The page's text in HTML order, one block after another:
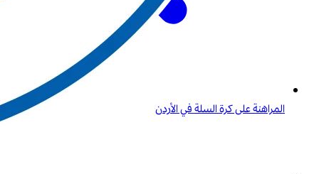
المراهنة على كرة السلة في الأردن